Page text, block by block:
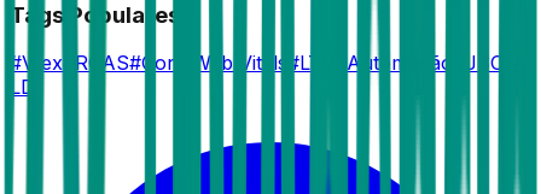
Tags Populares
#Vtex ROAS#Core Web Vitals #LTV Automação
JSON-
LD